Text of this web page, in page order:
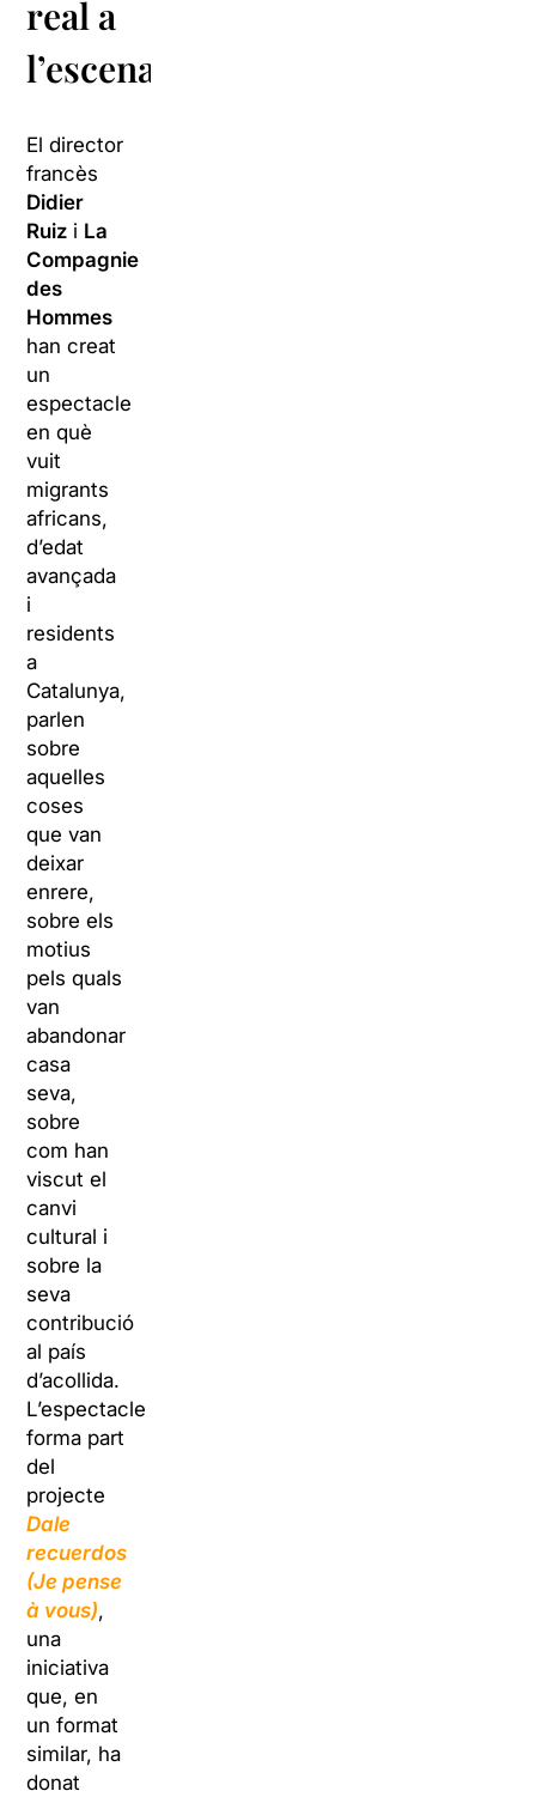
real a
l’escenari
El director
francès
Didier
Ruiz i La
Compagnie
des
Hommes
han creat
un
espectacle
en què
vuit
migrants
africans,
d’edat
avançada
i
residents
a
Catalunya,
parlen
sobre
aquelles
coses
que van
deixar
enrere,
sobre els
motius
pels quals
van
abandonar
casa
seva,
sobre
com han
viscut el
canvi
cultural i
sobre la
seva
contribució
al país
d’acollida.
L’espectacle
forma part
del
projecte
Dale
recuerdos
(Je pense
à vous),
una
iniciativa
que, en
un format
similar, ha
donat